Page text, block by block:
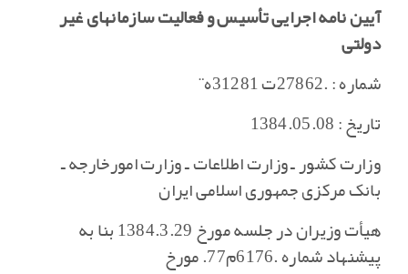
آییننامهاجراییتأسیسوفعالیتسازمانهایغیر
دولتی
شماره‌ : .27862ت 31281ه¨
تاریخ : 1384.05.08
وزارت کشور ـ وزارت اطلاعات ـ وزارت امورخارجه ـ
بانک مرکزی جمهوری اسلامی ایران
هیأت وزیران در جلسه مورخ 1384.3.29 بنا به
پیشنهاد شماره .6176م‌77. مورخ